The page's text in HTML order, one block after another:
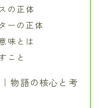
の正体
ーの正体
味とは
こと
物語の核心と考